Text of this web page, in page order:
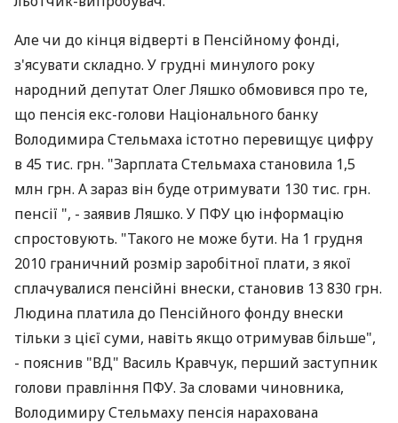
Але чи до кінця відверті в Пенсійному фонді,
з'ясувати складно. У грудні минулого року
народний депутат Олег Ляшко обмовився про те,
що пенсія екс-голови Національного банку
Володимира Стельмаха істотно перевищує цифру
в 45 тис. грн. "Зарплата Стельмаха становила 1,5
млн грн. А зараз він буде отримувати 130 тис. грн.
пенсії ", - заявив Ляшко. У ПФУ цю інформацію
спростовують. "Такого не може бути. На 1 грудня
2010 граничний розмір заробітної плати, з якої
сплачувалися пенсійні внески, становив 13 830 грн.
Людина платила до Пенсійного фонду внески
тільки з цієї суми, навіть якщо отримував більше",
- пояснив "ВД" Василь Кравчук, перший заступник
голови правління ПФУ. За словами чиновника,
Володимиру Стельмаху пенсія нарахована